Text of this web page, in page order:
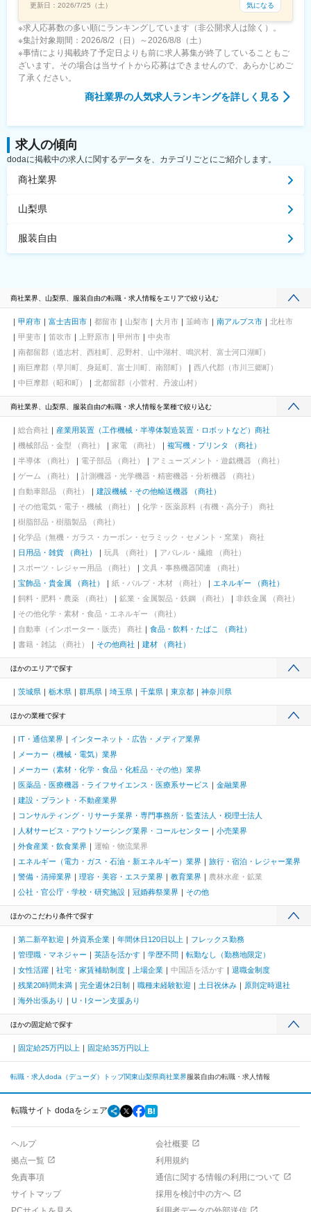
更新日： 2026/7/25（土） 気になる
※求人応募数の多い順にランキングしています（非公開求人は除く）。
※集計対象期間：2026/8/2（日）～2026/8/8（土）
※事情により掲載終了予定日よりも前に求人募集が終了していることもご
ざいます。その場合は当サイトから応募はできませんので、あらかじめご
了承ください。
商社業界の人気求人ランキングを詳しく見る
求人の傾向
dodaに掲載中の求人に関するデータを、カテゴリごとにご紹介します。
商社業界
山梨県
服装自由
商社業界、山梨県、服装自由の転職・求人情報をエリアで絞り込む
甲府市 富士吉田市 都留市 山梨市 大月市 韮崎市 南アルプス市
北杜市
甲斐市
笛吹市 上野原市 甲州市
中央市
南都留郡（道志村、西桂町、忍野村、山中湖村、鳴沢村、富士河口湖町）
南巨摩郡（早川町、身延町、富士川町、南部町）
西八代郡（市川三郷町）
中巨摩郡（昭和町）
北都留郡（小菅村、丹波山村）
商社業界、山梨県、服装自由の転職・求人情報を業種で絞り込む
総合商社
産業用装置（工作機械・半導体製造装置・ロボットなど）商社
機械部品・金型 （商社）
家電 （商社）
複写機・プリンタ （商社）
半導体 （商社）
電子部品 （商社）
アミューズメント・遊戯機器 （商社）
ゲーム （商社）
計測機器・光学機器・精密機器・分析機器 （商社）
自動車部品 （商社）
建設機械・その他輸送機器 （商社）
その他電気・電子・機械 （商社）
化学・医薬原料（有機・高分子） 商社
樹脂部品・樹脂製品 （商社）
化学品（無機・ガラス・カーボン・セラミック・セメント・窯業） 商社
日用品・雑貨 （商社）
玩具 （商社）
アパレル・繊維 （商社）
スポーツ・レジャー用品 （商社）
文具・事務機器関連 （商社）
宝飾品・貴金属 （商社）
紙・パルプ・木材 （商社）
エネルギー （商社）
飼料・肥料・農薬 （商社）
鉱業・金属製品・鉄鋼 （商社）
非鉄金属 （商社）
その他化学・素材・食品・エネルギー （商社）
自動車（インポーター・販売） 商社
食品・飲料・たばこ （商社）
書籍・雑誌 （商社）
その他商社 建材 （商社）
ほかのエリアで探す
茨城県 栃木県 群馬県 埼玉県 千葉県 東京都 神奈川県
ほかの業種で探す
IT・通信業界
インターネット・広告・メディア業界
メーカー（機械・電気）業界
メーカー（素材・化学・食品・化粧品・その他）業界
医薬品・医療機器・ライフサイエンス・医療系サービス
金融業界
建設・プラント・不動産業界
コンサルティング・リサーチ業界・専門事務所・監査法人・税理士法人
人材サービス・アウトソーシング業界・コールセンター
小売業界
外食産業・飲食業界
運輸・物流業界
エネルギー（電力・ガス・石油・新エネルギー）業界
旅行・宿泊・レジャー業界
警備・清掃業界
理容・美容・エステ業界 教育業界
農林水産・鉱業
公社・官公庁・学校・研究施設
冠婚葬祭業界 その他
ほかのこだわり条件で探す
第二新卒歓迎 外資系企業 年間休日120日以上
フレックス勤務
管理職・マネジャー
英語を活かす 学歴不問
転勤なし（勤務地限定）
女性活躍
社宅・家賃補助制度 上場企業 中国語を活かす
退職金制度
残業20時間未満
完全週休2日制 職種未経験歓迎 土日祝休み
原則定時退社
海外出張あり
U・Iターン支援あり
ほかの固定給で探す
固定給25万円以上 固定給35万円以上
転職・求人doda（デューダ）トップ関東山梨県商社業界服装自由の転職・求人情報
転職サイト dodaをシェア
ヘルプ
会社概要
拠点一覧
利用規約
免責事項
通信に関する情報の利用について
サイトマップ
採用を検討中の方へ